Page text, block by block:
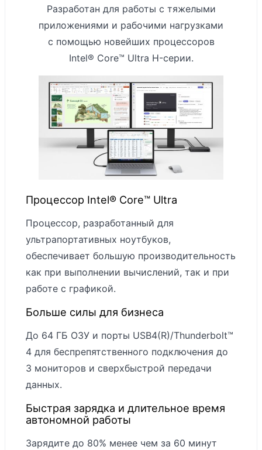
Процессор
7 Processor 165H
NPU: Intel® AI
Boost
Графический
процессор
Intel® Graphics
Память 16 ГБ, 32
ГБ или 64 ГБ:
Intel® Arc™
Graphics
Оперативная
LPDDR5, 16 ГБ,
ОЗУ LPDDR5x
Встроенная
Съемный
твердотельный
или 1 ТБ
Ноутбук Surface
диагональю 13,5
Разработан для работы с тяжелыми
приложениями и рабочими нагрузками
с помощью новейших процессоров
Intel® Core™ Ultra H-серии.
Процессор Intel® Core™ Ultra
Процессор, разработанный для
ультрапортативных ноутбуков,
обеспечивает большую производительность
как при выполнении вычислений, так и при
работе с графикой.
Больше силы для бизнеса
До 64 ГБ ОЗУ и порты USB4(R)/Thunderbolt™
4 для беспрепятственного подключения до
3 мониторов и сверхбыстрой передачи
данных.
Быстрая зарядка и длительное время
автономной работы
Зарядите до 80% менее чем за 60 минут